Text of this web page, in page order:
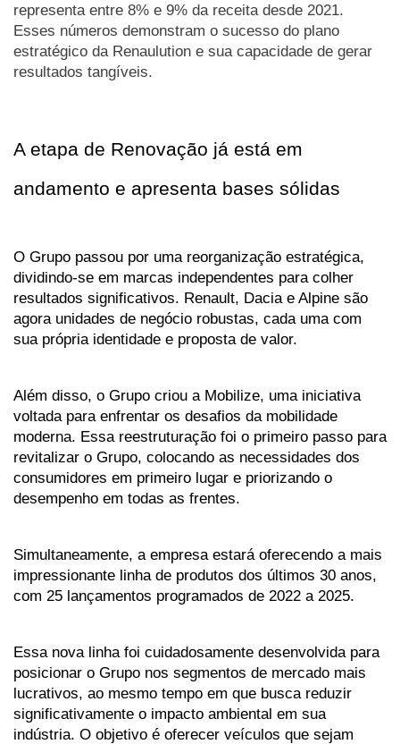
representa entre 8% e 9% da receita desde 2021.
Esses números demonstram o sucesso do plano
estratégico da Renaulution e sua capacidade de gerar
resultados tangíveis.
A etapa de Renovação já está em
andamento e apresenta bases sólidas
O Grupo passou por uma reorganização estratégica,
dividindo-se em marcas independentes para colher
resultados significativos. Renault, Dacia e Alpine são
agora unidades de negócio robustas, cada uma com
sua própria identidade e proposta de valor.
Além disso, o Grupo criou a Mobilize, uma iniciativa
voltada para enfrentar os desafios da mobilidade
moderna. Essa reestruturação foi o primeiro passo para
revitalizar o Grupo, colocando as necessidades dos
consumidores em primeiro lugar e priorizando o
desempenho em todas as frentes.
Simultaneamente, a empresa estará oferecendo a mais
impressionante linha de produtos dos últimos 30 anos,
com 25 lançamentos programados de 2022 a 2025.
Essa nova linha foi cuidadosamente desenvolvida para
posicionar o Grupo nos segmentos de mercado mais
lucrativos, ao mesmo tempo em que busca reduzir
significativamente o impacto ambiental em sua
indústria. O objetivo é oferecer veículos que sejam